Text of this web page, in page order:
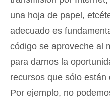
una hoja de papel,
adecuado es
código se aproveche al
para darnos la
recursos que sólo
Por ejemplo, no